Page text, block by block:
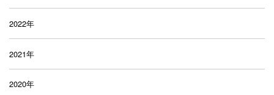
2022年
2021年
2020年